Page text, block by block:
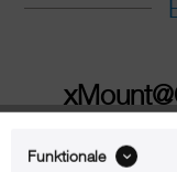
Funktionale